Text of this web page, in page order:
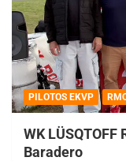
PILOTOS EKVP
WK
Baradero